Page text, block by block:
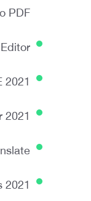
PDF
2021
2021
2021